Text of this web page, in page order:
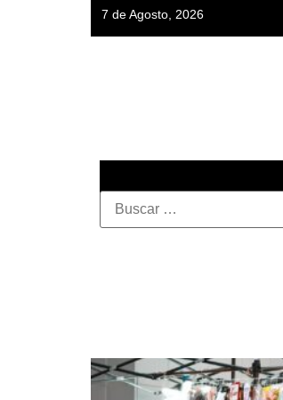
7 de Agosto, 2026